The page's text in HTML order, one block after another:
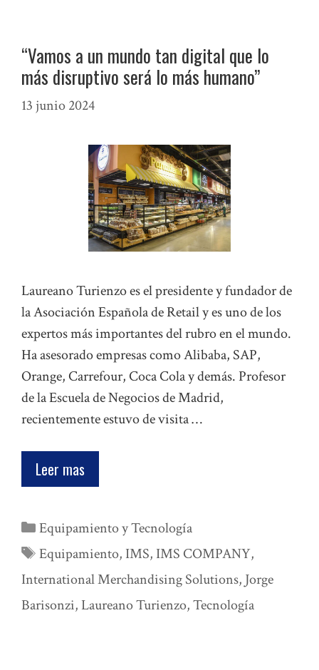
“Vamos a un mundo tan digital que lo
más disruptivo será lo más humano”
13 junio 2024
Laureano Turienzo es el presidente y fundador de
la Asociación Española de Retail y es uno de los
expertos más importantes del rubro en el mundo.
Ha asesorado empresas como Alibaba, SAP,
Orange, Carrefour, Coca Cola y demás. Profesor
de la Escuela de Negocios de Madrid,
recientemente estuvo de visita …
Leer mas
Categorías
Equipamiento y Tecnología
Etiquetas
Equipamiento, IMS, IMS COMPANY,
International Merchandising Solutions, Jorge
Barisonzi,Laureano Turienzo,Tecnología